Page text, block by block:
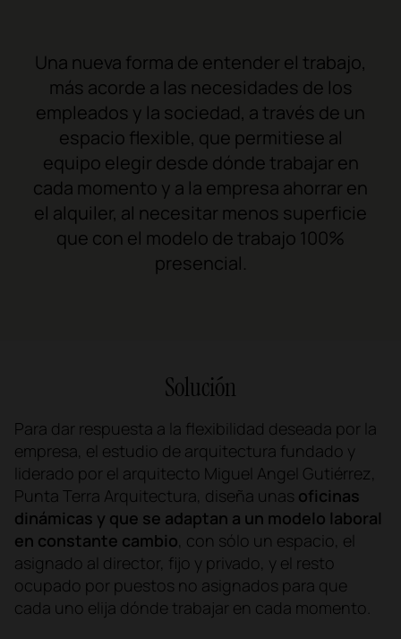
Una nueva forma de entender el trabajo,
más acorde a las necesidades de los
empleados y la sociedad, a través de un
espacio flexible, que permitiese al
equipo elegir desde dónde trabajar en
cada momento y a la empresa ahorrar en
el alquiler, al necesitar menos superficie
que con el modelo de trabajo 100%
presencial.
Solución
Para dar respuesta a la flexibilidad deseada por la
empresa, el estudio de arquitectura fundado y
liderado por el arquitecto Miguel Angel Gutiérrez,
Punta Terra Arquitectura, diseña unas oficinas
dinámicas y que se adaptan a un modelo laboral
en constante cambio, con sólo un espacio, el
asignado al director, fijo y privado, y el resto
ocupado por puestos no asignados para que
cada uno elija dónde trabajar en cada momento.